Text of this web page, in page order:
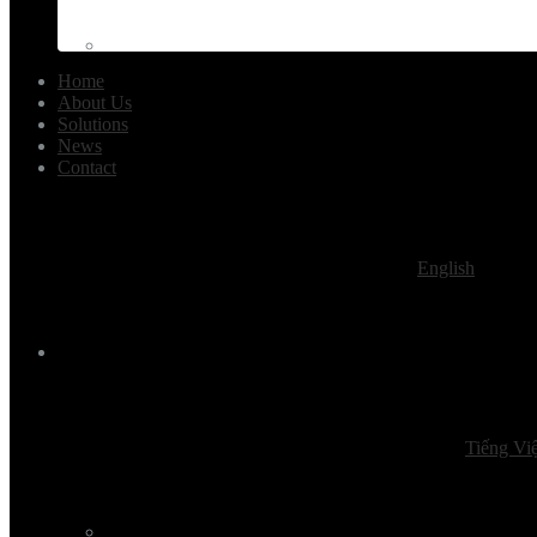
Home
About Us
Solutions
News
Contact
English
Tiếng